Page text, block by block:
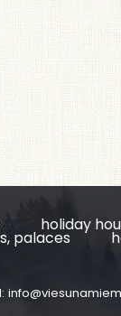
holiday
palaces